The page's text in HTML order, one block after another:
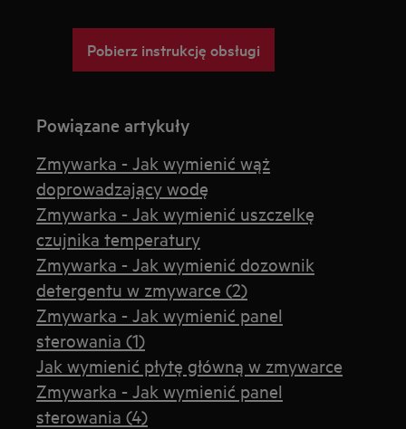
Pobierz instrukcję obsługi
Powiązane artykuły
Zmywarka - Jak wymienić wąż
doprowadzający wodę
Zmywarka - Jak wymienić uszczelkę
czujnika temperatury
Zmywarka - Jak wymienić dozownik
detergentu w zmywarce (2)
Zmywarka - Jak wymienić panel
sterowania (1)
Jak wymienić płytę główną w zmywarce
Zmywarka - Jak wymienić panel
sterowania (4)